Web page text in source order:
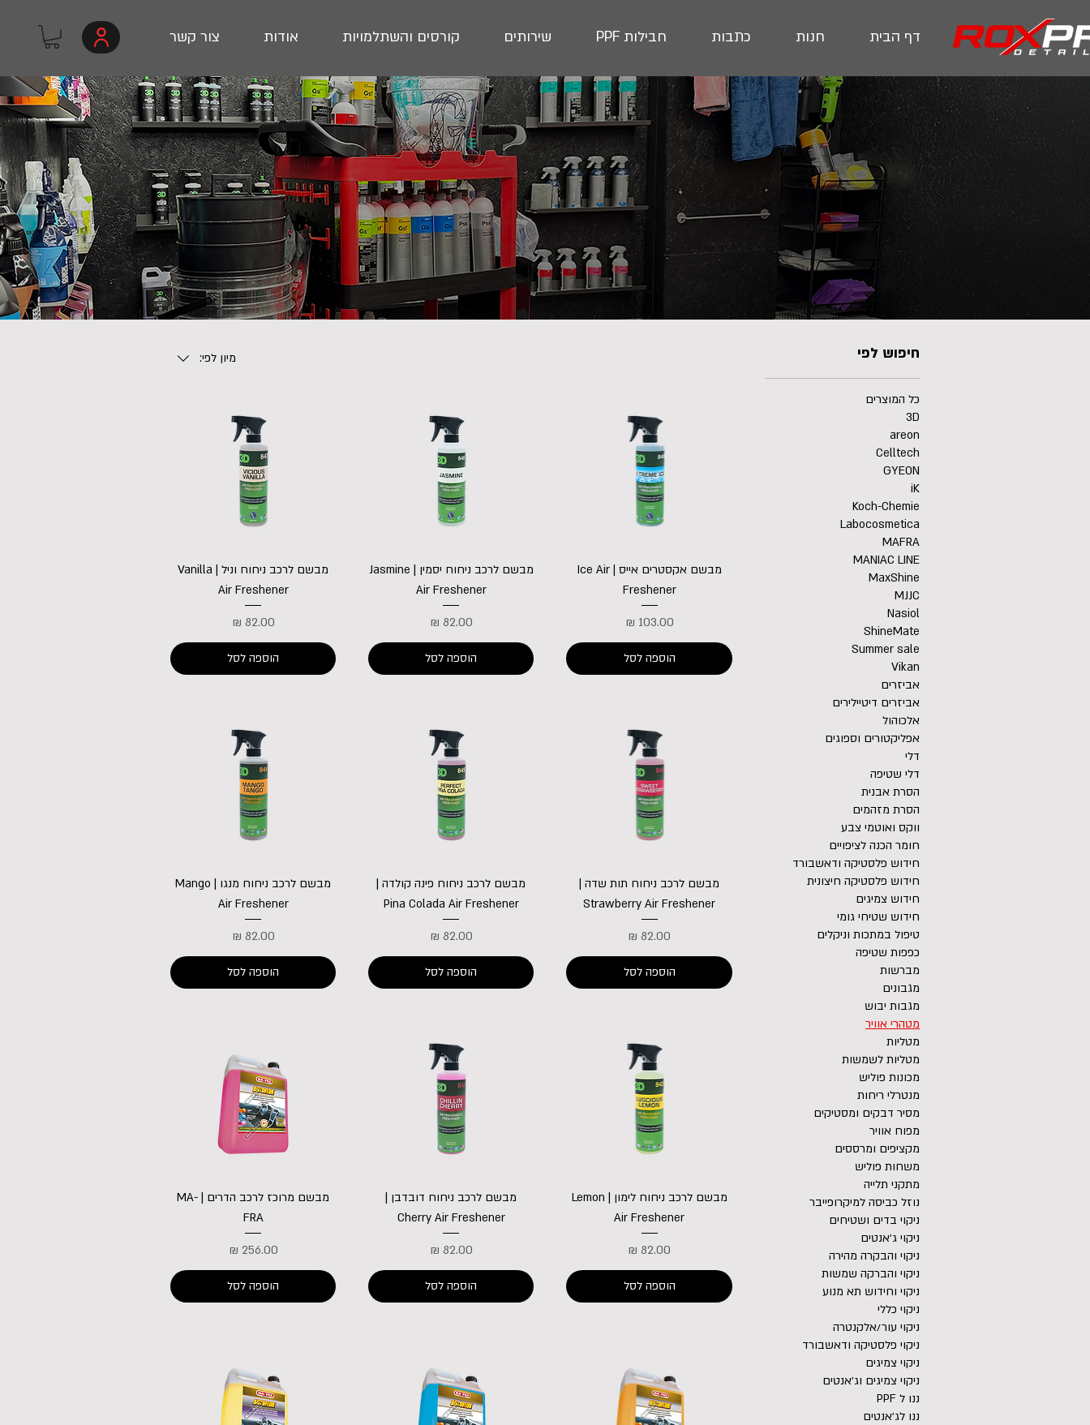
דף הבית חנות כתבות חבילות PPF שירותים קורסים והשתלמויות אודות צור קשר
חיפוש לפי
כל המוצרים
3D
areon
Celltech
GYEON
iK
Koch-Chemie
Labocosmetica
MAFRA
MANIAC LINE
MaxShine
MJJC
Nasiol
ShineMate
Summer sale
Vikan
אביזרים
אביזרים דיטיילירים
אלכוהול
אפליקטורים וספוגים
דלי
דלי שטיפה
הסרת אבנית
הסרת מזהמים
ווקס ואוטמי צבע
חומר הכנה לציפויים
חידוש פלסטיקה ודאשבורד
חידוש פלסטיקה חיצונית
חידוש צמיגים
חידוש שטיחי גומי
טיפול במתכות וניקלים
כפפות שטיפה
מברשות
מגבונים
מגבות יבוש
מטהרי אוויר
מטליות
מטליות לשמשות
מכונות פוליש
מנטרלי ריחות
מסיר דבקים ומסטיקים
מפוח אוויר
מקציפים ומרססים
משחות פוליש
מתקני תלייה
נוזל כביסה למיקרופייבר
ניקוי בדים ושטיחים
ניקוי ג׳אנטים
ניקוי והבקרה מהירה
ניקוי והברקה שמשות
ניקוי וחידוש תא מנוע
ניקוי כללי
ניקוי עור/אלקנטרה
ניקוי פלסטיקה ודאשבורד
ניקוי צמיגים
ניקוי צמיגים וג׳אנטים
ננו ל PPF
ננו לג׳אנטים
מיון לפי:
מבשם אקסטרים אייס | Ice Air
Freshener
מחיר
הוספה לסל
מבשם לרכב ניחוח יסמין | Jasmine
Air Freshener
מחיר
הוספה לסל
מבשם לרכב ניחוח וניל | Vanilla
Air Freshener
מחיר
הוספה לסל
מבשם לרכב ניחוח תות שדה |
Strawberry Air Freshener
מחיר
הוספה לסל
מבשם לרכב ניחוח פינה קולדה |
Pina Colada Air Freshener
מחיר
הוספה לסל
מבשם לרכב ניחוח מנגו | Mango
Air Freshener
מחיר
הוספה לסל
מבשם לרכב ניחוח לימון | Lemon
Air Freshener
מחיר
הוספה לסל
מבשם לרכב ניחוח דובדבן |
Cherry Air Freshener
מחיר
הוספה לסל
מבשם מרוכז לרכב הדרים | MA-
FRA
מחיר
הוספה לסל